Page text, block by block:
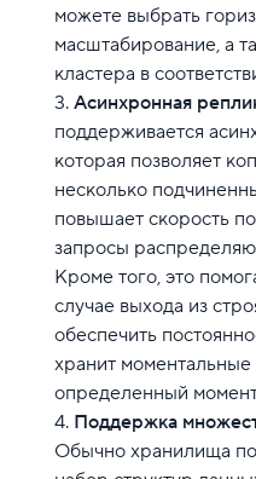
можете выбрать
масштабирование, а
кластера в
Асинхронная
поддерживается
которая позволяет
несколько
повышает скорость
запросы
Кроме того, это
случае выхода из
обеспечить
хранит моментальные
определенный
Поддержка
Обычно хранилища